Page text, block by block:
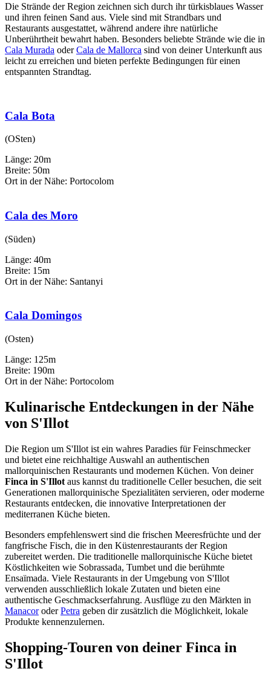
Die Strände der Region zeichnen sich durch ihr türkisblaues Wasser
und ihren feinen Sand aus. Viele sind mit Strandbars und
Restaurants ausgestattet, während andere ihre natürliche
Unberührtheit bewahrt haben. Besonders beliebte Strände wie die in
Cala Murada oderCala de Mallorca sind von deiner Unterkunft aus
leicht zu erreichen und bieten perfekte Bedingungen für einen
entspannten Strandtag.
Cala Bota
(OSten)
Länge: 20m
Breite: 50m
Ort in der Nähe: Portocolom
Cala des Moro
(Süden)
Länge: 40m
Breite: 15m
Ort in der Nähe: Santanyi
Cala Domingos
(Osten)
Länge: 125m
Breite: 190m
Ort in der Nähe: Portocolom
Kulinarische Entdeckungen in der Nähe
von S'Illot
Die Region um S'Illot ist ein wahres Paradies für Feinschmecker
und bietet eine reichhaltige Auswahl an authentischen
mallorquinischen Restaurants und modernen Küchen. Von deiner
Finca in S'Illot aus kannst du traditionelle Celler besuchen, die seit
Generationen mallorquinische Spezialitäten servieren, oder moderne
Restaurants entdecken, die innovative Interpretationen der
mediterranen Küche bieten.
Besonders empfehlenswert sind die frischen Meeresfrüchte und der
fangfrische Fisch, die in den Küstenrestaurants der Region
zubereitet werden. Die traditionelle mallorquinische Küche bietet
Köstlichkeiten wie Sobrassada, Tumbet und die berühmte
Ensaïmada. Viele Restaurants in der Umgebung von S'Illot
verwenden ausschließlich lokale Zutaten und bieten eine
authentische Geschmackserfahrung. Ausflüge zu den Märkten in
ManacoroderPetra geben dir zusätzlich die Möglichkeit, lokale
Produkte kennenzulernen.
Shopping-Touren von deiner Finca in
S'Illot